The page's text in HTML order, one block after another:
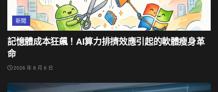
新聞
記憶體成本狂飆！AI算力排擠效應引起的軟體瘦身革
命
2026 年 8 月 6 日